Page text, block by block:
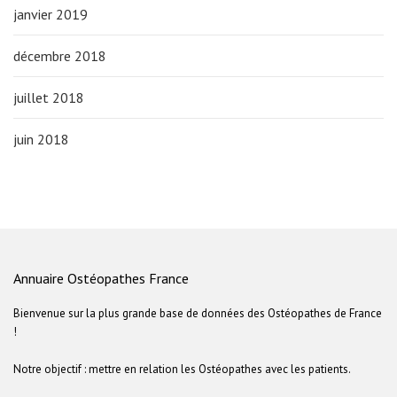
janvier 2019
décembre 2018
juillet 2018
juin 2018
Annuaire Ostéopathes France
Bienvenue sur la plus grande base de données des Ostéopathes de France
!
Notre objectif : mettre en relation les Ostéopathes avec les patients.